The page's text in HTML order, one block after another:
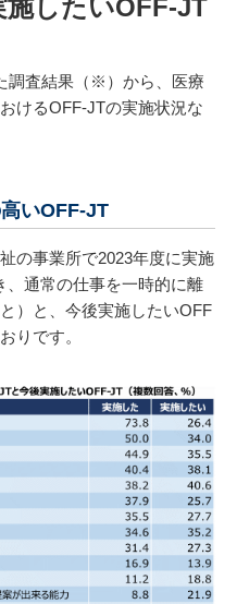
施したいOFF-JT
調査結果（※）から、医療
けるOFF-JTの実施状況な
いOFF-JT
の事業所で2023年度に実施
、通常の仕事を一時的に離
）と、今後実施したいOFF
りです。